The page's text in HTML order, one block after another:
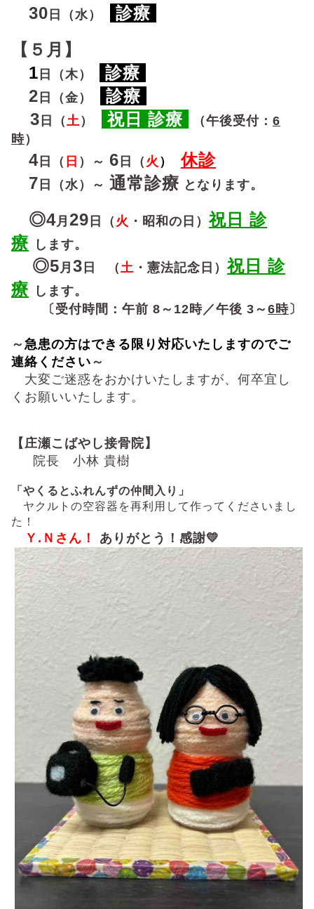
30 日（水）
診療
【５月】
1 日（木）
診療
2 日（金）
診療
3 日（ 土） 祝日 診療 （午後受付： 6
時）
4 日（ 日 ）～ 6 日（ 火 ）休診
7 日（水）～ 通常診療 となります。
◎4月 29 日 （ 火 ・昭和の日）祝日 診
療 します。
◎5 月 3 日 （ 土 ・憲法記念日）祝日 診
療 します。
〔受付時間：午前 8～12時／午後 3～ 6時〕
～ 急患の方はできる限り対応いたしますのでご
連絡ください ～
大変ご迷惑をおかけいたしますが、何卒宜し
くお願いいたします。
【庄瀬こばやし接骨院】
院長 小林 貴樹
「やくるとふれんずの仲間入り」
ヤクルトの空容器を再利用して作ってくださいまし
た！
Ｙ.Ｎさん！ ありがとう！感謝💛